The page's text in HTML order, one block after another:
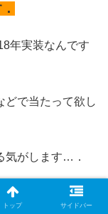
年実装なんです
どで当たって欲し
気がします…．
だまだ四季限定
トップ サイドバー